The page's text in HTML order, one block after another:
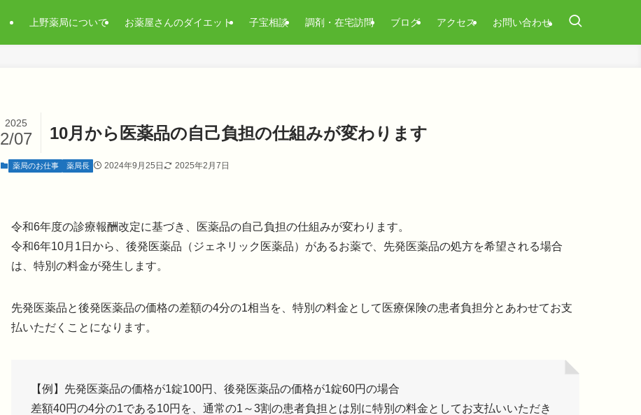
上野薬局について お薬屋さんのダイエット 子宝相談 調剤・在宅訪問 ブログ アクセス お問い合わせ
10月から医薬品の自己負担の仕組みが変わります
2025
2/07
薬局のお仕事 薬局長 2024年9月25日 2025年2月7日
令和6年度の診療報酬改定に基づき、医薬品の自己負担の仕組みが変わります。
令和6年10月1日から、後発医薬品（ジェネリック医薬品）があるお薬で、先発医薬品の処方を希望される場合
は、特別の料金が発生します。
先発医薬品と後発医薬品の価格の差額の4分の1相当を、特別の料金として医療保険の患者負担分とあわせてお支
払いただくことになります。
【例】先発医薬品の価格が1錠100円、後発医薬品の価格が1錠60円の場合
差額40円の4分の1である10円を、通常の1～3割の患者負担とは別に特別の料金としてお支払いいただき